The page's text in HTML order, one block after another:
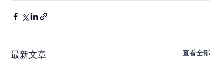
最新文章 查看全部